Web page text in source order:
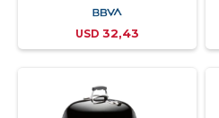
USD 32,43